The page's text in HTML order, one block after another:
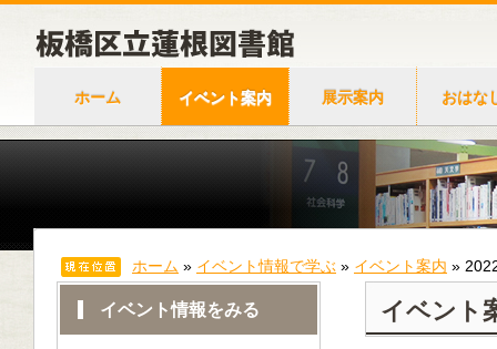
ホーム イベント案内 展示案内 おはな
ホーム » イベント情報で学ぶ » イベント案内 »
イベント情報をみる イベント